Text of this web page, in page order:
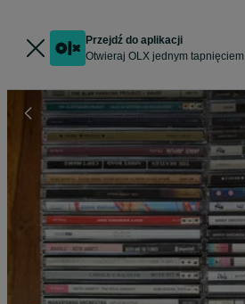
Przejdź do aplikacji
Otwieraj OLX jednym tapnięciem